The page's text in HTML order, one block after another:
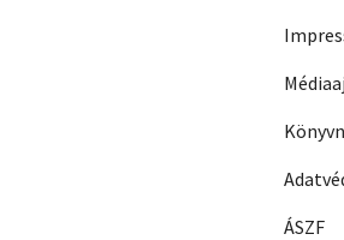
ÁSZF